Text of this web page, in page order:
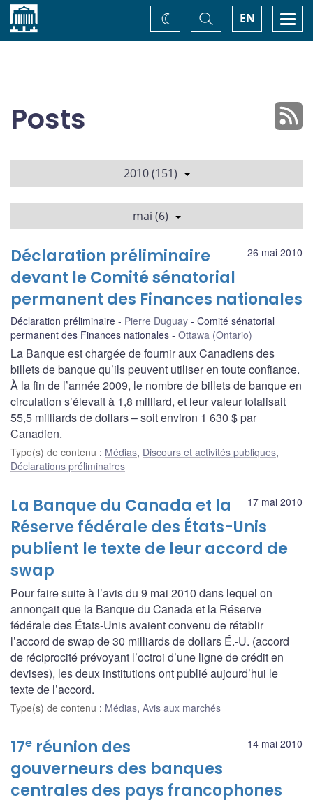
Accueil EN
Basculer
la
recherche
Changez
de
Posts
2010 (151)
mai (6)
26 mai 2010
Déclaration préliminaire
devant le Comité sénatorial
permanent des Finances nationales
Déclaration préliminaire Pierre Duguay
Comité sénatorial
permanent des Finances nationales
Ottawa (Ontario)
La Banque est chargée de fournir aux Canadiens des
billets de banque qu’ils peuvent utiliser en toute confiance.
À la fin de l’année 2009, le nombre de billets de banque en
circulation s’élevait à 1,8 milliard, et leur valeur totalisait
55,5 milliards de dollars – soit environ 1 630 $ par
Canadien.
Type(s) de contenu : Médias, Discours et activités publiques,
Déclarations préliminaires
17 mai 2010
La Banque du Canada et la
Réserve fédérale des États-Unis
publient le texte de leur accord de
swap
Pour faire suite à l’avis du 9 mai 2010 dans lequel on
annonçait que la Banque du Canada et la Réserve
fédérale des États-Unis avaient convenu de rétablir
l’accord de swap de 30 milliards de dollars É.-U. (accord
de réciprocité prévoyant l’octroi d’une ligne de crédit en
devises), les deux institutions ont publié aujourd’hui le
texte de l’accord.
Type(s) de contenu : Médias, Avis aux marchés
14 mai 2010
17e réunion des
gouverneurs des banques
centrales des pays francophones